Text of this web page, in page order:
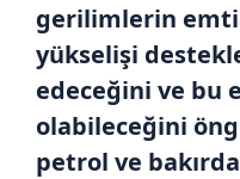
gerilimlerin
yükselişi
edeceğini ve bu
olabileceğini
petrol ve